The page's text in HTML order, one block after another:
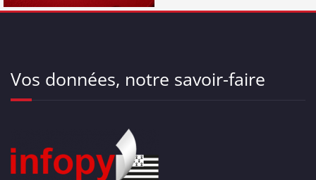
Vos données, notre savoir-faire